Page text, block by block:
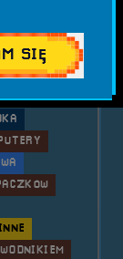
SIĘ